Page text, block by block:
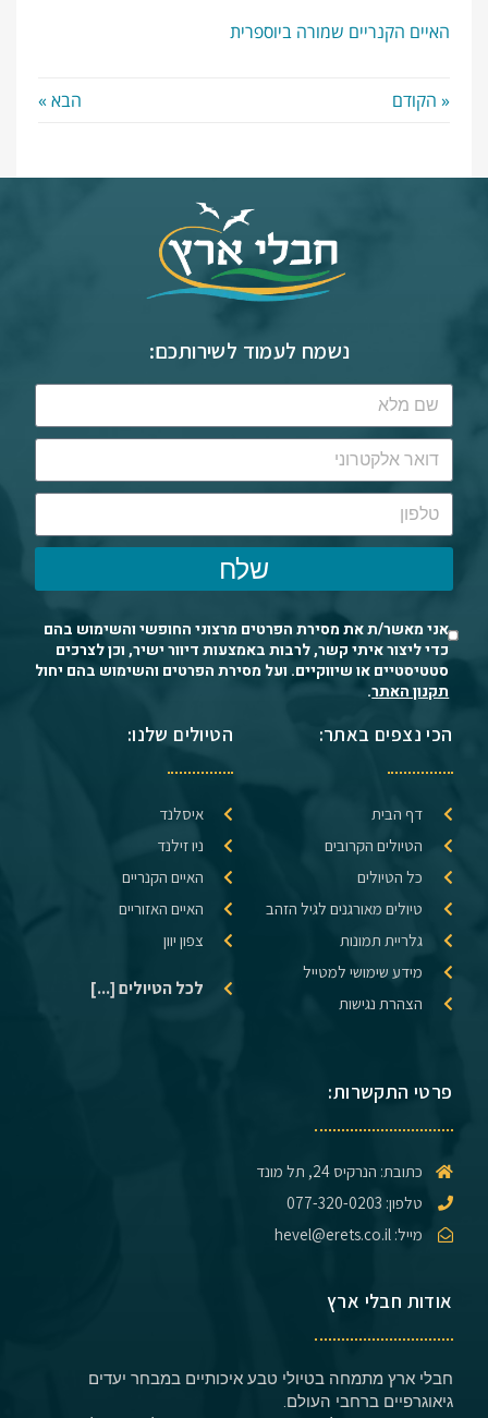
האיים הקנריים שמורה ביוספרית
« הקודם הבא »
נשמח לעמוד לשירותכם:
שלח
אני מאשר/ת את מסירת הפרטים מרצוני החופשי והשימוש בהם
כדי ליצור איתי קשר, לרבות באמצעות דיוור ישיר, וכן לצרכים
סטטיסטיים או שיווקיים. ועל מסירת הפרטים והשימוש בהם יחול
תקנון האתר.
הכי נצפים באתר:
דף הבית
הטיולים הקרובים
כל הטיולים
טיולים מאורגנים לגיל הזהב
גלריית תמונות
מידע שימושי למטייל
הצהרת נגישות
הטיולים שלנו:
איסלנד
ניו זילנד
האיים הקנריים
האיים האזוריים
צפון יוון
לכל הטיולים [...]
פרטי התקשרות:
כתובת: הנרקיס 24, תל מונד
טלפון: 077-320-0203
מייל: hevel@erets.co.il
אודות חבלי ארץ
חבלי ארץ מתמחה בטיולי טבע איכותיים במבחר יעדים
גיאוגרפיים ברחבי העולם.